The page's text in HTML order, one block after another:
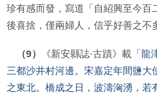
珍有感而發，寫道「自紹興至今百
後喜捨，僅兩婦人，信乎好善之不
（9） 《新安縣誌·古蹟》載「 龍
三都沙井村河邊。宋嘉定年間鹽大
之東北。橋成之日，波濤洶湧，若